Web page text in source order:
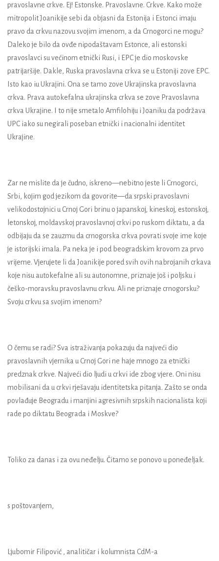
pravoslavne crkve. Ej! Estonske. Pravoslavne. Crkve. Kako može
mitropolit Joanikije sebi da objasni da Estonija i Estonci imaju
pravo da crkvu nazovu svojim imenom, a da Crnogorci ne mogu?
Daleko je bilo da ovđe nipodaštavam Estonce, ali estonski
pravoslavci su većinom etnički Rusi, i EPC je dio moskovske
patrijaršije. Dakle, Ruska pravoslavna crkva se u Estoniji zove EPC.
Isto kao iu Ukrajini. Ona se tamo zove Ukrajinska pravoslavna
crkva. Prava autokefalna ukrajinska crkva se zove Pravoslavna
crkva Ukrajine. I to nije smetalo Amfilohiju i Joaniku da podržava
UPC iako su negirali poseban etnički i nacionalni identitet
Ukrajine.
Zar ne mislite da je čudno, iskreno—nebitno jeste li Crnogorci,
Srbi, kojim god jezikom da govorite—da srpski pravoslavni
velikodostojnici u Crnoj Gori brinu o japanskoj, kineskoj, estonskoj,
letonskoj, moldavskoj pravoslavnoj crkvi po ruskom diktatu, a da
odbijaju da se zauzmu da crnogorska crkva povrati svoje ime koje
je istorijski imala. Pa neka je i pod beogradskim krovom za prvo
vrijeme. Vjerujete li da Joanikije pored svih ovih nabrojanih crkava
koje nisu autokefalne ali su autonomne, priznaje još i poljsku i
češko-moravsku pravoslavnu crkvu. Ali ne priznaje crnogorsku?
Svoju crkvu sa svojim imenom?
O čemu se radi? Sva istraživanja pokazuju da najveći dio
pravoslavnih vjernika u Crnoj Gori ne haje mnogo za etnički
predznak crkve. Najveći dio ljudi u crkvi ide zbog vjere. Oni nisu
mobilisani da u crkvi rješavaju identitetska pitanja. Zašto se onda
povlađuje Beogradu i manjini agresivnih srpskih nacionalista koji
rade po diktatu Beograda i Moskve?
Toliko za danas i za ovu neđelju. Čitamo se ponovo u poneđeljak.
s poštovanjem,
Ljubomir Filipović , analitičar i kolumnista CdM-a